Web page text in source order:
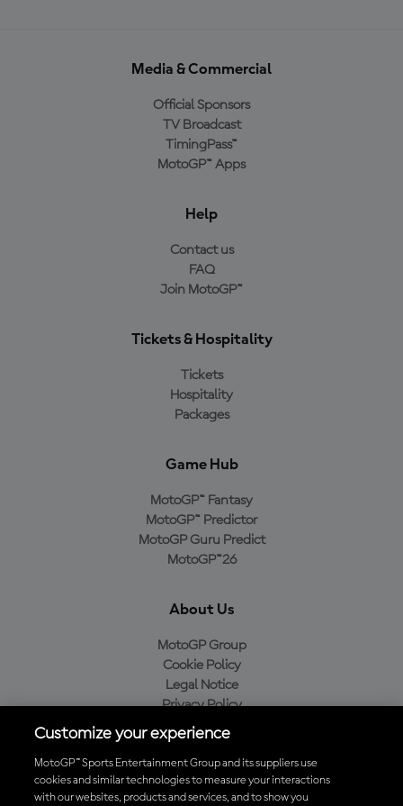
Media & Commercial
Official Sponsors
TV Broadcast
TimingPass™
MotoGP™ Apps
Help
Contact us
FAQ
Join MotoGP™
Tickets & Hospitality
Tickets
Hospitality
Packages
Game Hub
MotoGP™ Fantasy
MotoGP™ Predictor
MotoGP Guru Predict
MotoGP™26
About Us
MotoGP Group
Cookie Policy
Legal Notice
Privacy Policy
Purchase Policy
Baixe o aplicativo oficial da MotoGP™
Customize your experience
MotoGP™ Sports Entertainment Group and its suppliers use
cookies and similar technologies to measure your interactions
with our websites, products and services, and to show you